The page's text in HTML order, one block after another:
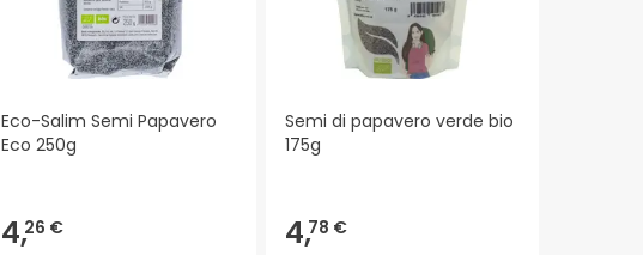
Eco-Salim Semi Papavero
Eco 250g
4,26 €
Semi di papavero verde bio
175g
4,78 €